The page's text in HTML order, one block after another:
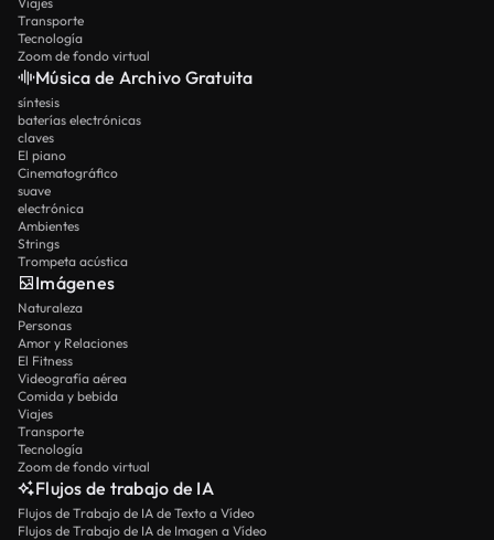
Transporte
Tecnología
Zoom de fondo virtual
Música de Archivo Gratuita
síntesis
baterías electrónicas
claves
El piano
Cinematográfico
suave
electrónica
Ambientes
Strings
Trompeta acústica
Imágenes
Naturaleza
Personas
Amor y Relaciones
El Fitness
Videografía aérea
Comida y bebida
Viajes
Transporte
Tecnología
Zoom de fondo virtual
Flujos de trabajo de IA
Flujos de Trabajo de IA de Texto a Vídeo
Flujos de Trabajo de IA de Imagen a Vídeo